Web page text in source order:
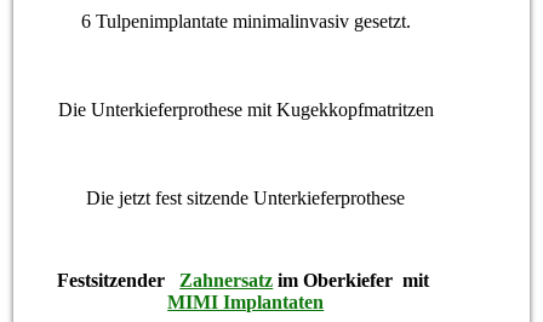
6 Tulpenimplantate minimalinvasiv gesetzt.
Die Unterkieferprothese mit Kugekkopfmatritzen
Die jetzt fest sitzende Unterkieferprothese
Festsitzender Zahnersatz im Oberkiefer mit
MIMI Implantaten